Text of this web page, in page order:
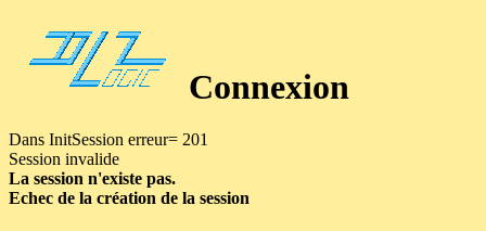
Connexion
Dans InitSession erreur= 201
Session invalide
La session n'existe pas.
Echec de la création de la session